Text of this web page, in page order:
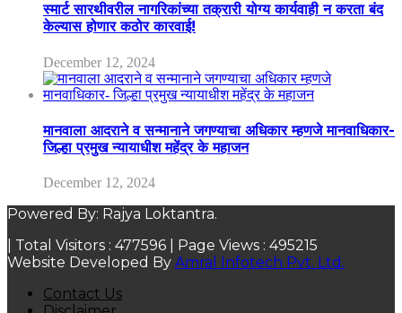
स्मार्ट सारथीवरील नागरिकांच्या तक्रारी योग्य कार्यवाही न करता बंद
केल्यास होणार कठोर कारवाई!
December 12, 2024
मानवाला आदराने व सन्मानाने जगण्याचा अधिकार म्हणजे मानवाधिकार-
जिल्हा प्रमुख न्यायाधीश महेंद्र के महाजन
December 12, 2024
Powered By: Rajya Loktantra.
| Total Visitors : 477596 | Page Views : 495215
Website Developed By Amral Infotech Pvt. Ltd.
Contact Us